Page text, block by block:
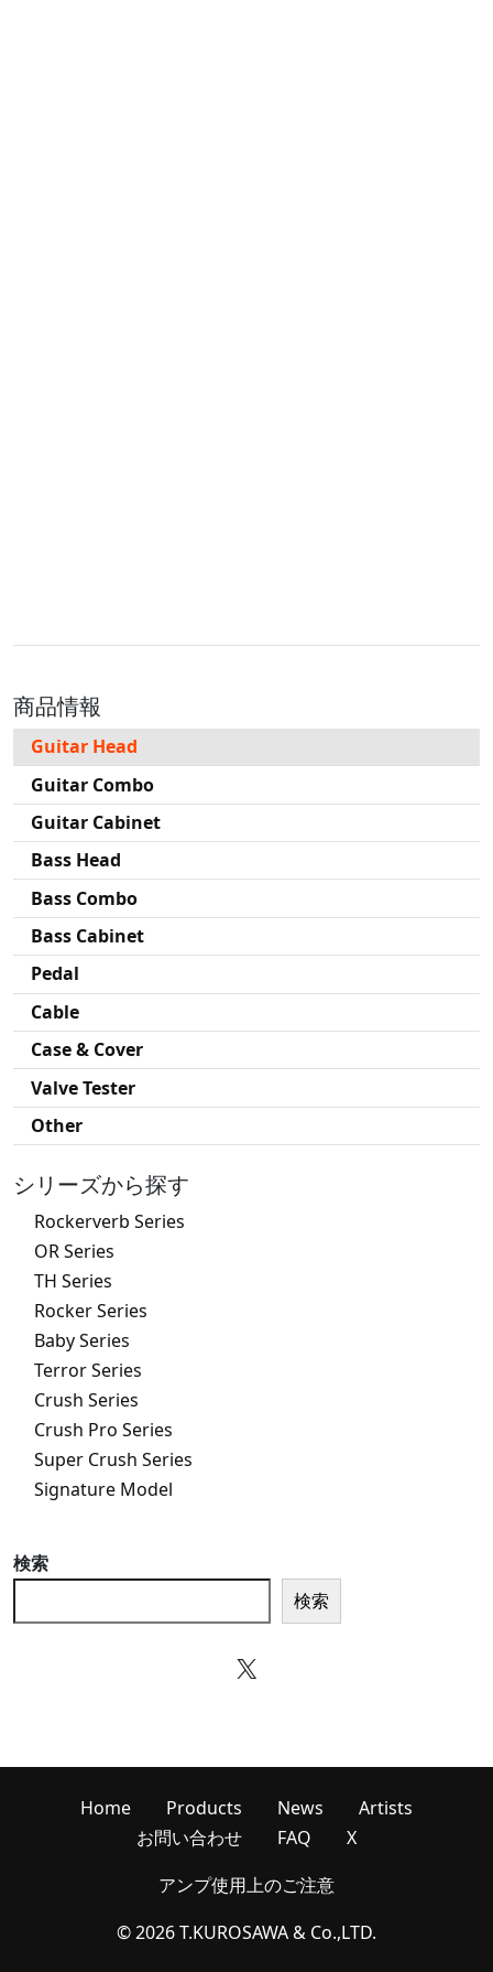
商品情報
Guitar Head
Guitar Combo
Guitar Cabinet
Bass Head
Bass Combo
Bass Cabinet
Pedal
Cable
Case & Cover
Valve Tester
Other
シリーズから探す
Rockerverb Series
OR Series
TH Series
Rocker Series
Baby Series
Terror Series
Crush Series
Crush Pro Series
Super Crush Series
Signature Model
検索
検索
X
Home Products News
Artists
お問い合わせ
FAQ
X
アンプ使用上のご注意
© 2026 T.KUROSAWA & Co.,LTD.